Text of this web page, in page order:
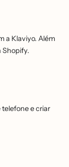
a Klaviyo. Além
Shopify.
e criar